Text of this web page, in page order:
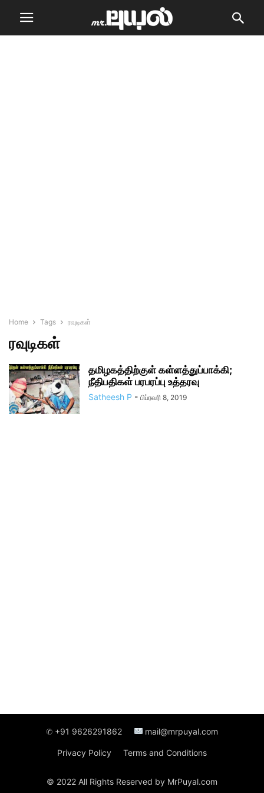
Home Tags ரவுடிகள்
ரவுடிகள்
தமிழகத்திற்குள் கள்ளத்துப்பாக்கி;
நீதிபதிகள் பரபரப்பு உத்தரவு
Satheesh P - பிப்ரவரி 8, 2019
✆ +91 9626291862 mail@mrpuyal.com
Privacy Policy Terms and Conditions
© 2022 All Rights Reserved by MrPuyal.com